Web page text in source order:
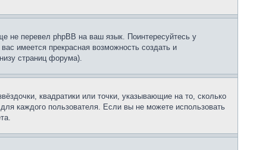
не перевел phpBB на ваш язык. Поинтересуйтесь у
имеется прекрасная возможность создать и
страниц форума).
квадратики или точки, указывающие на то, сколько
каждого пользователя. Если вы не можете использовать